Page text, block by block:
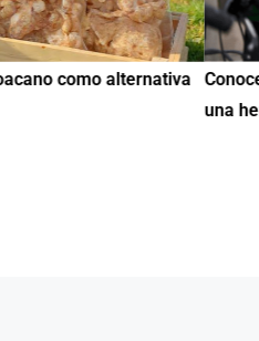
como alternativa
una